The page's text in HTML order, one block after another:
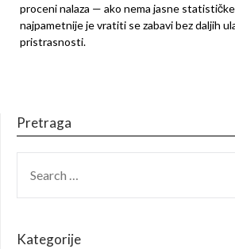
proceni nalaza — ako nema jasne
najpametnije je vratiti se zabavi bez daljih
pristrasnosti.
Pretraga
FOR:
Kategorije